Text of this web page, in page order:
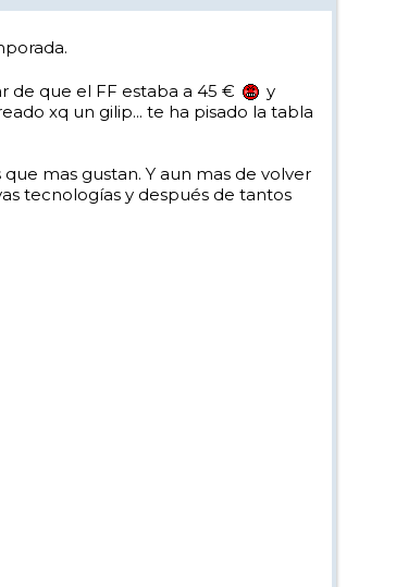
de que el FF estaba a 45 €
y
xq un gilip... te ha pisado la tabla
mas gustan. Y aun mas de volver
tecnologías y después de tantos